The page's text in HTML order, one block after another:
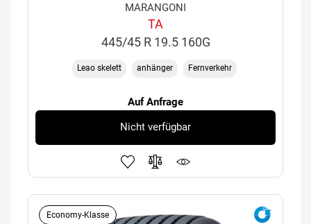
MARANGONI
TA
445/45 R 19.5 160G
Leao skelett anhänger Fernverkehr
Auf Anfrage
Nicht verfügbar
Economy-Klasse